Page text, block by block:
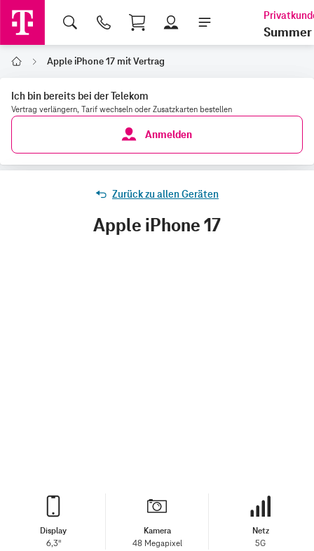
Shopping Cart
Summer
Home Apple iPhone 17 mit Vertrag
Ich bin bereits bei der Telekom
Vertrag verlängern, Tarif wechseln oder Zusatzkarten bestellen
Anmelden
Zurück zu allen Geräten
Apple iPhone 17
Display
6,3"
Kamera
48 Megapixel
Netz
5G